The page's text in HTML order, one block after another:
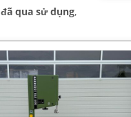
đã qua sử dụng,